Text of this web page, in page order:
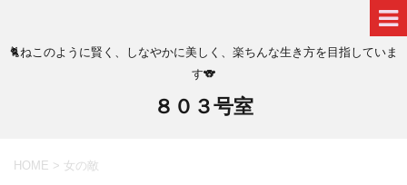
🐈ねこのように賢く、しなやかに美しく、楽ちんな生き方を目指していま
す🐨
８０３号室
HOME > 女の敵